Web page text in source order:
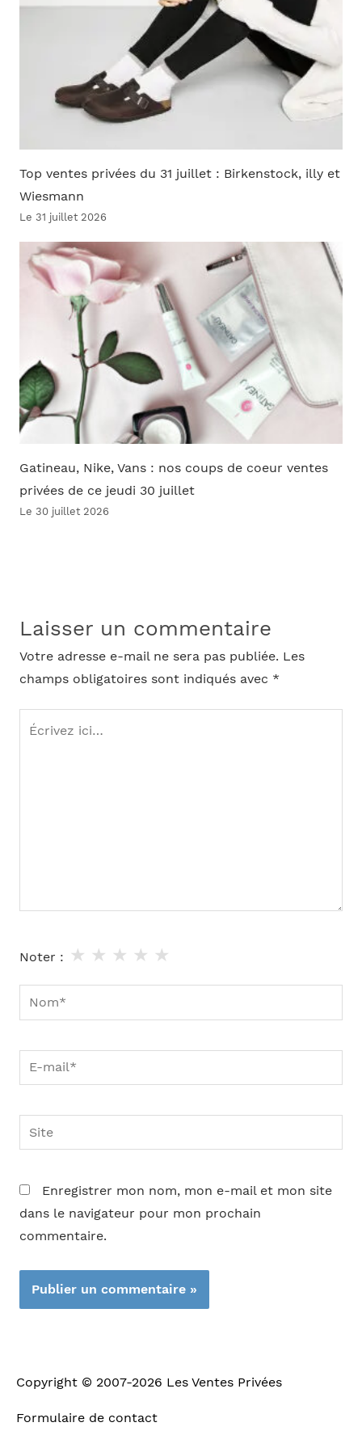
Top ventes privées du 31 juillet : Birkenstock, illy et
Wiesmann
Le 31 juillet 2026
Gatineau, Nike, Vans : nos coups de coeur ventes
privées de ce jeudi 30 juillet
Le 30 juillet 2026
Laisser un commentaire
Votre adresse e-mail ne sera pas publiée. Les
champs obligatoires sont indiqués avec *
Écrivez
Noter : ★
★
★
★
★
Nom*
E-
mail*
Site
Enregistrer mon nom, mon e-mail et mon site
dans le navigateur pour mon prochain
commentaire.
Copyright © 2007-2026 Les Ventes Privées
Formulaire de contact